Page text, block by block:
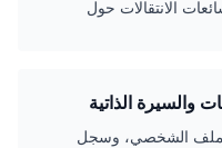
الانتقالات حول
- الإحصائيات والسيرة الذاتية
الشخصي، وسجل